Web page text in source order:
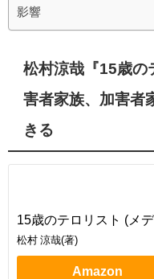
影響
松村涼哉『15歳の
害者家族、加害者
きる
15歳のテロリスト (メ
松村 涼哉(著)
Amazon